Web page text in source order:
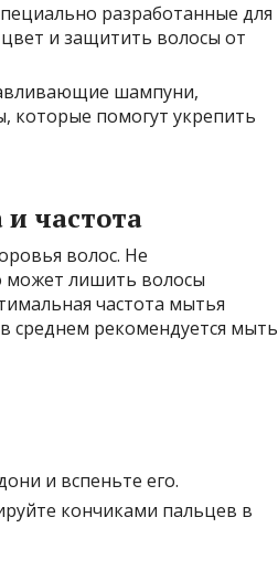
разработанные для
и защитить волосы от
шампуни,
которые помогут укрепить
частота
волос. Не
может лишить волосы
частота мытья
среднем рекомендуется мыть
и вспеньте его.
кончиками пальцев в